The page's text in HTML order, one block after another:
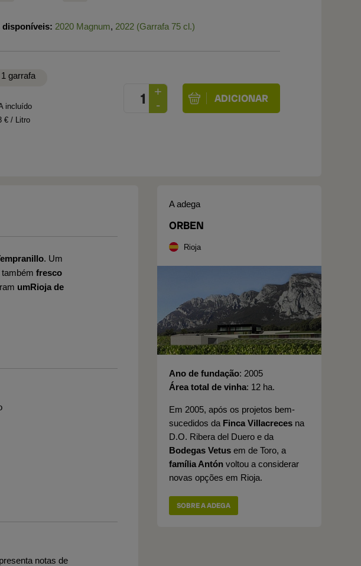
disponíveis: 2020 Magnum, 2022 (Garrafa 75 cl.)
garrafa
incluído
€ / Litro
. Um
fresco
umRioja de
notas de
A adega
ORBEN
Rioja
Ano de fundação 2005
Área total de vinha 12 ha.
Em 2005, após os projetos bem-
sucedidos da Finca Villacreces na
D.O. Ribera del Duero e da
Bodegas Vetus em de Toro, a
família Antón voltou a considerar
novas opções em Rioja.
SOBRE A ADEGA